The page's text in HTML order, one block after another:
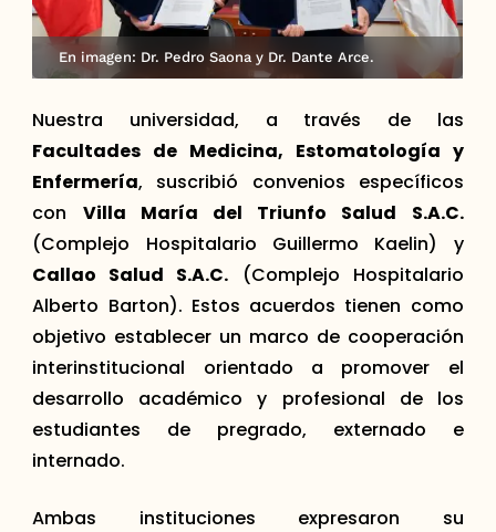
En imagen: Dr. Pedro Saona y Dr. Dante Arce.
Nuestra universidad, a través de las
Facultades de Medicina, Estomatología y
Enfermería, suscribió convenios específicos
con Villa María del Triunfo Salud S.A.C.
(Complejo Hospitalario Guillermo Kaelin) y
Callao Salud S.A.C. (Complejo Hospitalario
Alberto Barton). Estos acuerdos tienen como
objetivo establecer un marco de cooperación
interinstitucional orientado a promover el
desarrollo académico y profesional de los
estudiantes de pregrado, externado e
internado.
Ambas instituciones expresaron su